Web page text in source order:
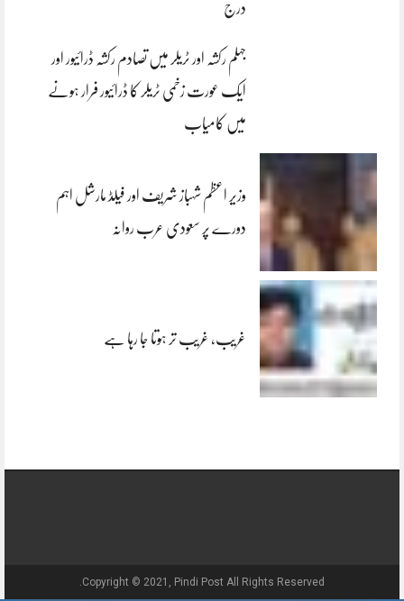
درج
جہلم رکشہ اور ٹریلر میں تصادم رکشہ ڈرائیور اور
ایک عورت زخمی ٹریلر کا ڈرائیور فرار ہونے
میں کامیاب
وزیر اعظم شہباز شریف اور فیلڈ مارشل اہم
دورے پر سعودی عرب روانہ
غریب، غریب تر ہوتا جا رہا ہے
Copyright © 2021, Pindi Post All Rights Reserved.